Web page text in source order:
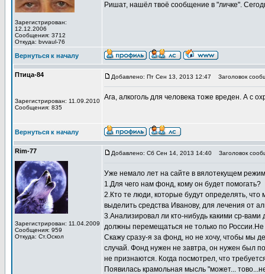
Зарегистрирован:
12.12.2006
Сообщения: 3712
Откуда: bvvaul-76
Ришат, нашёл твоё сообщение в "личке".
Вернуться к началу
Птица-84
Зарегистрирован: 11.09.2010
Сообщения: 835
Добавлено: Пт Сен 13, 2013 12:47 Заголовок
Ага, алкоголь для человека тоже вреден. А с
Вернуться к началу
Rim-77
Зарегистрирован: 11.04.2009
Сообщения: 959
Откуда: Ст.Оскол
Добавлено: Сб Сен 14, 2013 14:40 Заголовок
Уже немало лет на сайте в вялотекущем
1.Для чего нам фонд, кому он будет помогать?
2.Кто те люди, которые будут определять,
выделить средства Иванову, для лечения от
3.Анализировал ли кто-нибудь какими ср-
должны перемещаться не только по России.Не
Скажу сразу-я за фонд, но не хочу, чтобы мы
случай. Фонд нужен не завтра, он нужен был
не признаются. Когда посмотрел, что
Появилась крамольная мысль "может...